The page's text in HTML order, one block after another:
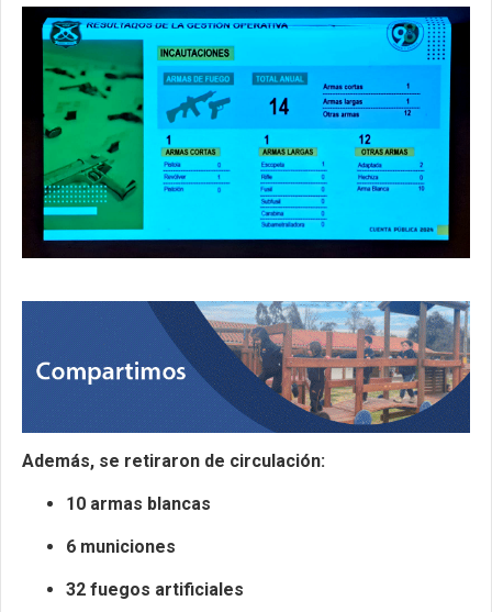
Además, se retiraron de circulación:
10 armas blancas
6 municiones
32 fuegos artificiales